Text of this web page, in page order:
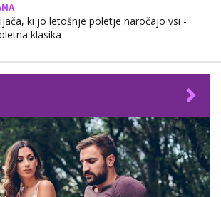
ki jo letošnje poletje naročajo vsi -
klasika